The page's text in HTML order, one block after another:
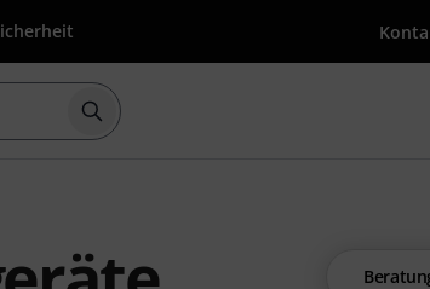
Suche mit Suchwort {searchTerm}